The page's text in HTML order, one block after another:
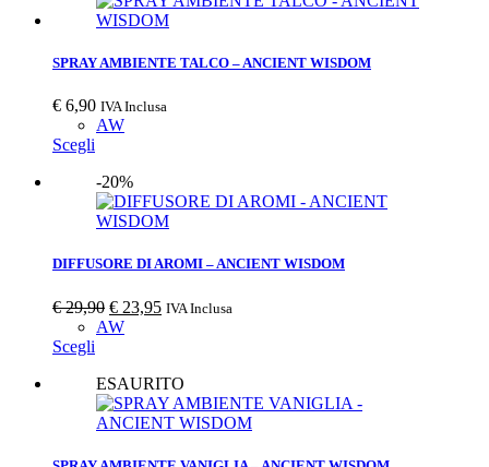
SPRAY AMBIENTE TALCO – ANCIENT WISDOM
€ 6,90 IVA Inclusa
AW
Scegli
-20%
DIFFUSORE DI AROMI – ANCIENT WISDOM
€29,90 € 23,95 IVA Inclusa
AW
Scegli
ESAURITO